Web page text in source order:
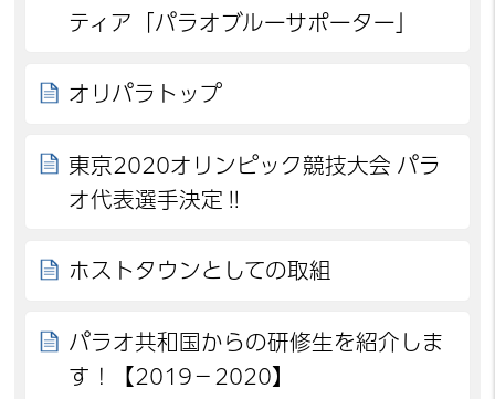
ティア「パラオブルーサポーター」
オリパラトップ
東京2020オリンピック競技大会 パラ
オ代表選手決定‼
ホストタウンとしての取組
パラオ共和国からの研修生を紹介しま
す！【2019－2020】